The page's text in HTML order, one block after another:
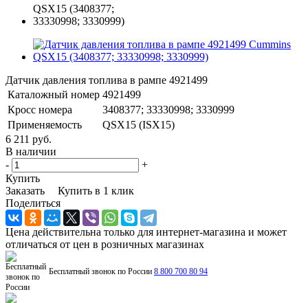
Датчик давления топлива в рампе 4921499
Каталожный номер 4921499
Кросс номера
3408377; 33330998; 3330999
Применяемость
QSX15 (ISX15)
6 211 руб.
В наличии
-
+
Купить
Заказать
Купить в 1 клик
Поделиться
Цена действительна только для интернет-магазина и может
отличаться от цен в розничных магазинах
Бесплатный звонок по России 8 800 700 80 94